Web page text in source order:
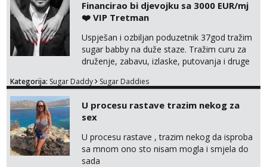
Financirao bi djevojku sa 3000 EUR/mj
❤️ VIP Tretman
Uspješan i ozbiljan poduzetnik 37god tražim
sugar babby na duže staze. Tražim curu za
druženje, zabavu, izlaske, putovanja i druge
otvorena, komunikativna, zgodna i atraktivna
markodalic37@gmail.com
Kategorija: Sugar Daddy Sugar Daddies
U procesu rastave trazim nekog za
sex
U procesu rastave , trazim nekog da isproba
sa mnom ono sto nisam mogla i smjela do
sada